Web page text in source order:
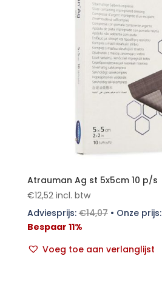
Atrauman Ag st 5x5cm 10 p/s
€12,52 incl. btw
Adviesprijs:€14,07• Onze prijs:
Bespaar 11%
Voeg toe aan verlanglijst